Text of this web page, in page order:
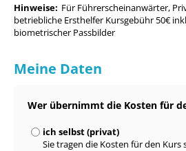
Hinweise: Für Führerscheinanwärter,
betriebliche Ersthelfer Kursgebühr 50€
biometrischer Passbilder
Meine Daten
Wer übernimmt die Kosten für
ich selbst (privat)
Sie tragen die Kosten für den Kurs